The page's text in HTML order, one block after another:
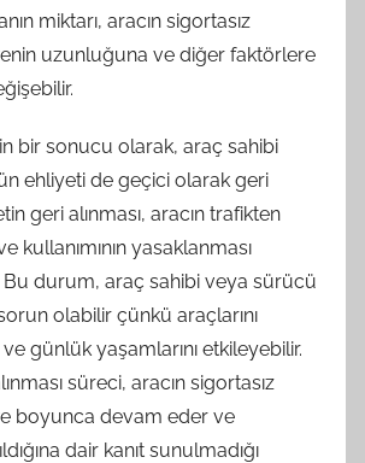
miktarı, aracın sigortasız
uzunluğuna ve diğer faktörlere
bir sonucu olarak, araç sahibi
ehliyeti de geçici olarak geri
geri alınması, aracın trafikten
kullanımının yasaklanması
Bu durum, araç sahibi veya sürücü
olabilir çünkü araçlarını
günlük yaşamlarını etkileyebilir.
süreci, aracın sigortasız
boyunca devam eder ve
dair kanıt sunulmadığı